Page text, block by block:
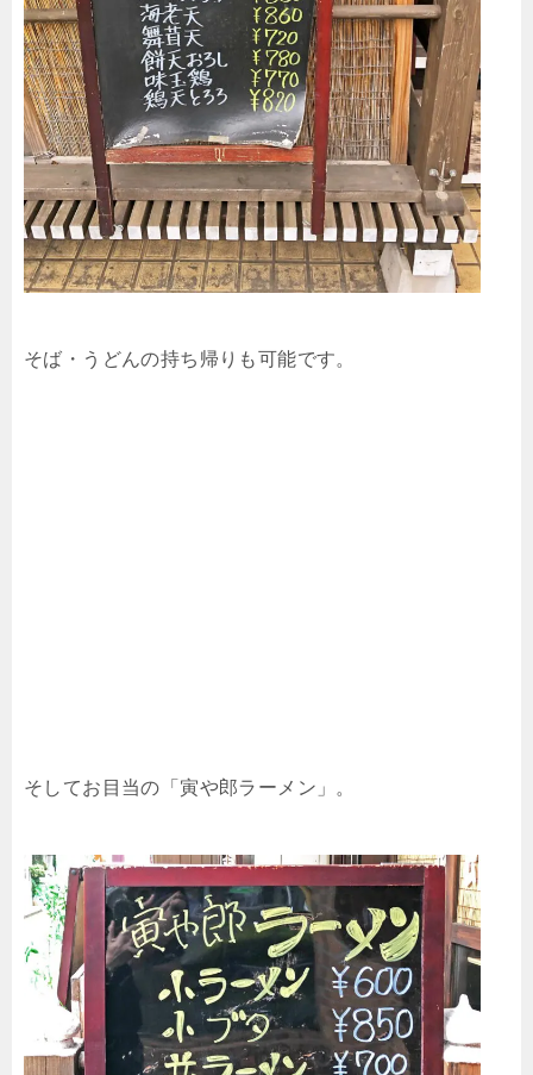
そば・うどんの持ち帰りも可能です。
そしてお目当の「寅や郎ラーメン」。